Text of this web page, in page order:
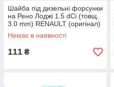
Шайба під дизельні форсунки
на Рено Лоджі 1.5 dCi (товщ.
3.0 mm) RENAULT (оригінал)
166267685R
Немає в наявності
111 ₴